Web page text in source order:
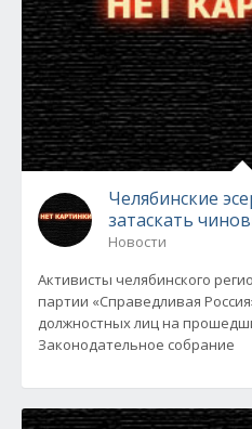
Челябинские
затаскать
Новости
Активисты челябинского
партии «Справедливая
должностных лиц на
Законодательное собрание